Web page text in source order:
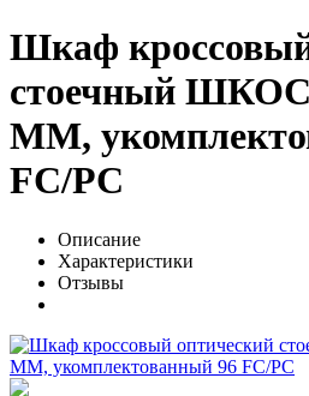
Шкаф
стоечный
MM,
FC/PC
Описание
Характеристики
Отзывы